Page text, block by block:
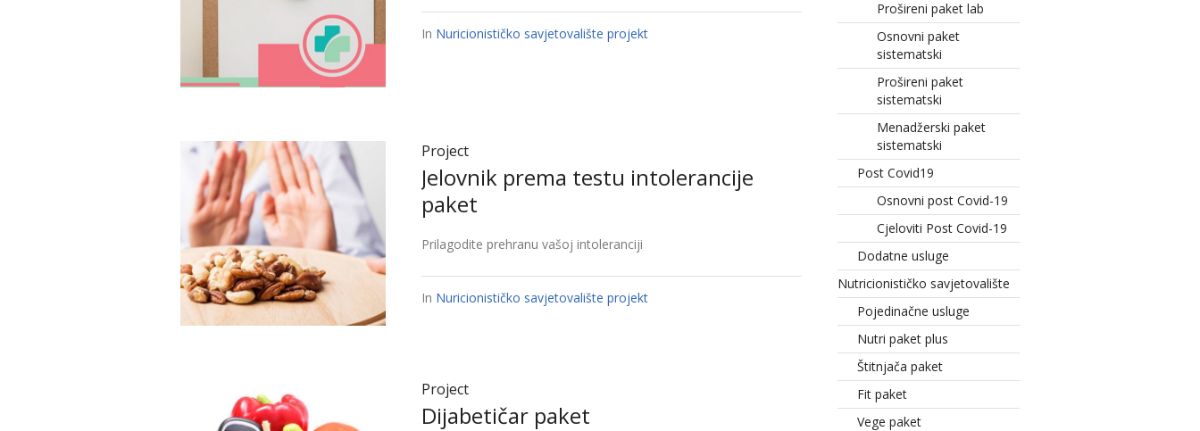
In Nuricionističko savjetovalište projekt
Project
Jelovnik prema testu intolerancije
paket
Prilagodite prehranu vašoj intoleranciji
In Nuricionističko savjetovalište projekt
Project
Dijabetičar paket
Prošireni paket lab
Osnovni paket
sistematski
Prošireni paket
sistematski
Menadžerski paket
sistematski
Post Covid19
Osnovni post Covid-19
Cjeloviti Post Covid-19
Dodatne usluge
Nutricionističko savjetovalište
Pojedinačne usluge
Nutri paket plus
Štitnjača paket
Fit paket
Vege paket